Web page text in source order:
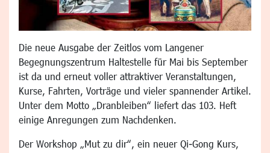
Die neue Ausgabe der Zeitlos vom Langener
Begegnungszentrum Haltestelle für Mai bis September
ist da und erneut voller attraktiver Veranstaltungen,
Kurse, Fahrten, Vorträge und vieler spannender Artikel.
Unter dem Motto „Dranbleiben“ liefert das 103. Heft
einige Anregungen zum Nachdenken.
Der Workshop „Mut zu dir“, ein neuer Qi-Gong Kurs,